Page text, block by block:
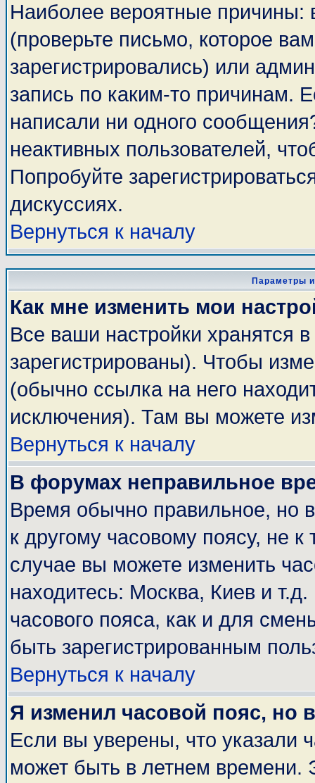
Наиболее вероятные причины:
(проверьте письмо, которое
зарегистрировались) или
запись по каким-то причинам.
написали ни одного
неактивных пользователей,
Попробуйте
дискуссиях.
Вернуться к началу
Параметры
Как мне изменить мои
Все ваши настройки хранятся
зарегистрированы). Чтобы
(обычно ссылка на него
исключения). Там вы можете
Вернуться к началу
В форумах неправильное
Время обычно правильное, но
к другому часовому поясу, не
случае вы можете изменить
находитесь: Москва, Киев и
часового пояса, как и для
быть зарегистрированным
Вернуться к началу
Я изменил часовой пояс, но
Если вы уверены, что указали
может быть в летнем времени.